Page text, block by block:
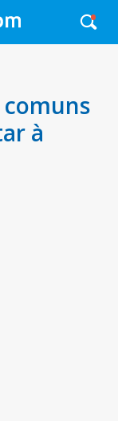
comuns
à